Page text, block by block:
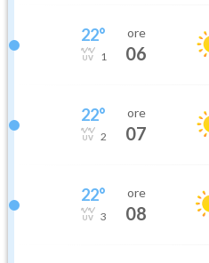
22°
1
ore
06
22°
2
ore
07
22°
3
ore
08